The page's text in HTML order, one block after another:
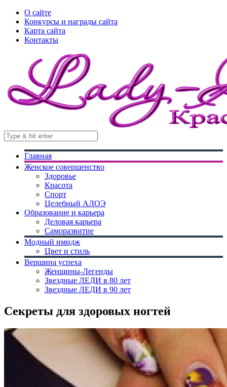
О сайте
Конкурсы и награды сайта
Карта сайта
Контакты
Главная
Женское совершенство
Здоровье
Красота
Спорт
Целебный АЛОЭ
Образование и карьера
Деловая карьера
Саморазвитие
Модный имидж
Цвет и стиль
Вершина успеха
Женщины-Легенды
Звездные ЛЕДИ в 80 лет
Звездные ЛЕДИ в 90 лет
Секреты для здоровых ногтей